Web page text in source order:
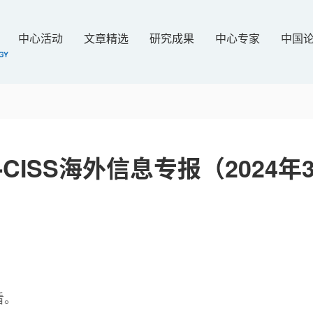
中心活动 文章精选 研究成果 中心专家 中国
海外信息专报（2024年